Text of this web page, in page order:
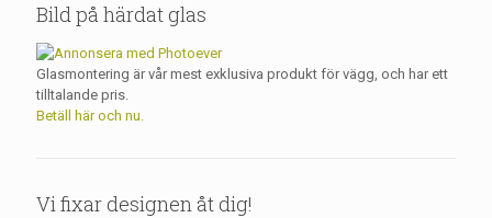
Bild på härdat glas
Glasmontering är vår mest exklusiva produkt för vägg, och har ett
tilltalande pris.
Betäll här och nu.
Vi fixar designen åt dig!